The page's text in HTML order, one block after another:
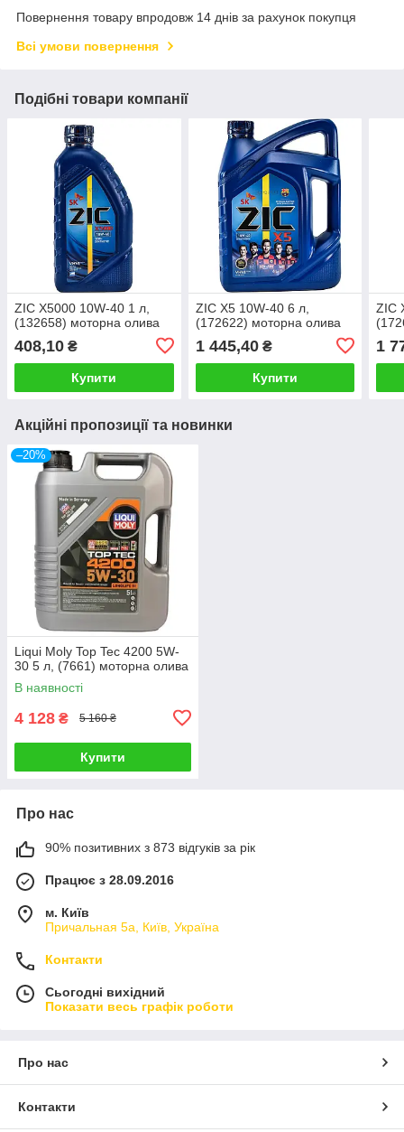
Повернення товару впродовж 14 днів за рахунок покупця
Всі умови повернення
Подібні товари компанії
ZIC X5000 10W-40 1 л,
(132658) моторна олива
408,10 ₴
Купити
ZIC X5 10W-40 6 л,
(172622) моторна олива
1 445,40₴
Купити
ZIC
1
Акційні пропозиції та новинки
–20%
Liqui Moly Top Tec 4200 5W-
30 5 л, (7661) моторна олива
В наявності
4 128 ₴ 5 160 ₴
Купити
Про нас
90% позитивних з 873 відгуків за рік
Працює з 28.09.2016
м. Київ
Причальная 5а, Київ, Україна
Контакти
Сьогодні вихідний
Показати весь графік роботи
Про нас
Контакти